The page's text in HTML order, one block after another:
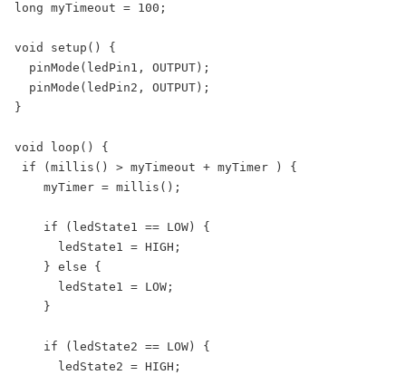
long myTimeout = 100;
void setup() {
  pinMode(ledPin1, OUTPUT);
  pinMode(ledPin2, OUTPUT);
}
void loop() {
if (millis() > myTimeout + myTimer ) {
    myTimer = millis();
    if (ledState1 == LOW) {
      ledState1 = HIGH;
    } else {
      ledState1 = LOW;
    }
    if (ledState2 == LOW) {
      ledState2 = HIGH;